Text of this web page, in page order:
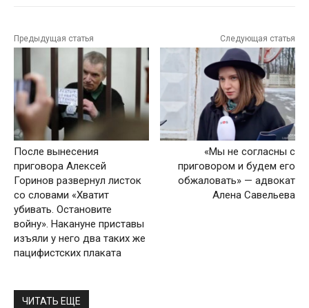
Предыдущая статья
После вынесения
приговора Алексей
Горинов развернул листок
со словами «Хватит
убивать. Остановите
войну». Накануне приставы
изъяли у него два таких же
пацифистских плаката
Следующая статья
«Мы не согласны с
приговором и будем его
обжаловать» — адвокат
Алена Савельева
ЧИТАТЬ ЕЩЕ